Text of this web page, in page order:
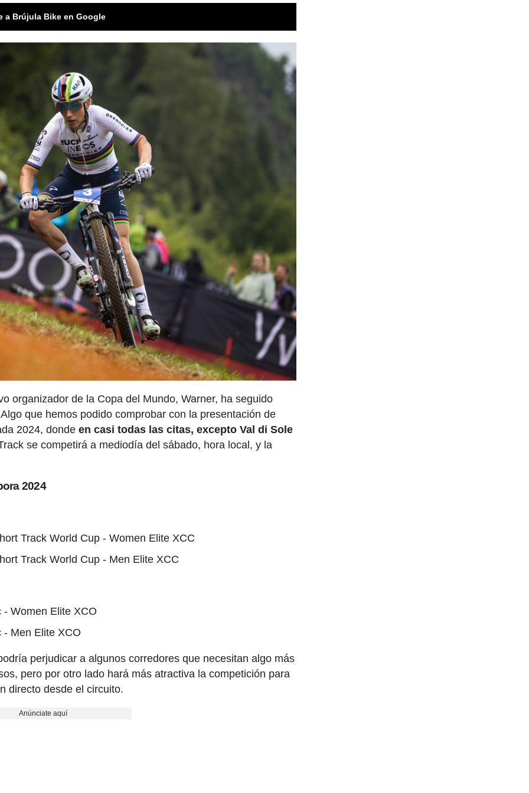
a Brújula Bike en Google
organizador de la Copa del Mundo, Warner, ha seguido
Algo que hemos podido comprobar con la presentación de
2024, dondeen casi todas las citas, excepto Val di Sole
se competirá a mediodía del sábado, hora local, y la
2024
Track World Cup - Women Elite XCC
Track World Cup - Men Elite XCC
Women Elite XCO
- Men Elite XCO
perjudicar a algunos corredores que necesitan algo más
pero por otro lado hará más atractiva la competición para
directo desde el circuito.
Anúnciate aquí